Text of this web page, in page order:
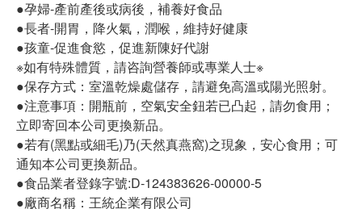
●孕婦-產前產後或病後，補養好食品
●長者-開胃，降火氣，潤喉，維持好健康
●孩童-促進食慾，促進新陳好代謝
※如有特殊體質，請咨詢營養師或專業人士※
●保存方式：室溫乾燥處儲存，請避免高溫或陽光照射。
●注意事項：開瓶前，空氣安全鈕若已凸起，請勿食用；
立即寄回本公司更換新品。
●若有(黑點或細毛)乃(天然真燕窩)之現象，安心食用；可
通知本公司更換新品。
●食品業者登錄字號:D-124383626-00000-5
●廠商名稱：王統企業有限公司